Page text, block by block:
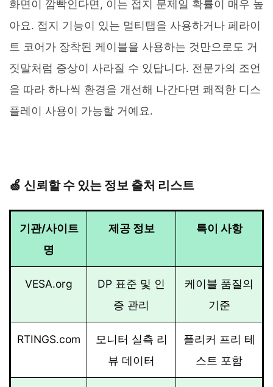
화면이 깜빡인다면, 이는 접지 문제일 확률이 매우 높
아요. 접지 기능이 있는 멀티탭을 사용하거나 페라이
트 코어가 장착된 케이블을 사용하는 것만으로도 거
짓말처럼 증상이 사라질 수 있답니다. 전문가의 조언
을 따라 하나씩 환경을 개선해 나간다면 쾌적한 디스
플레이 사용이 가능할 거예요.
🍏 신뢰할 수 있는 정보 출처 리스트
기관/사이트
명
제공 정보 특이 사항
VESA.org
DP 표준 및 인
증 관리
케이블 품질의
기준
RTINGS.com
모니터 실측 리
뷰 데이터
플리커 프리 테
스트 포함